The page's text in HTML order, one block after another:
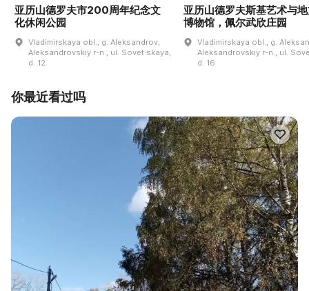
亚历山德罗夫市200周年纪念文
化休闲公园
Vladimirskaya obl., g. Aleksandrov,
Aleksandrovskiy r-n., ul. Sovet·skaya,
d. 12
亚历山德罗夫斯基艺术与
博物馆，佩尔武欣庄园
Vladimirskaya obl., g.
Aleksandrovskiy r-n., ul.
d. 16
你最近看过吗